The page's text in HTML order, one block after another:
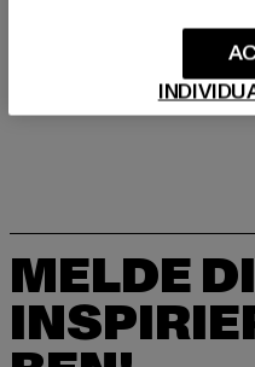
LIEFERUNG &
MELDE